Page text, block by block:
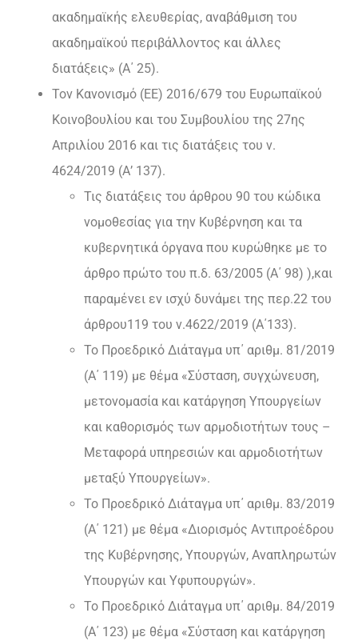
ακαδημαϊκής ελευθερίας, αναβάθμιση του
ακαδημαϊκού περιβάλλοντος και άλλες
διατάξεις» (Α΄ 25).
Τον Κανονισμό (ΕΕ) 2016/679 του Ευρωπαϊκού
Κοινοβουλίου και του Συμβουλίου της 27ης
Απριλίου 2016 και τις διατάξεις του ν.
4624/2019 (Α’ 137).
Τις διατάξεις του άρθρου 90 του κώδικα
νομοθεσίας για την Κυβέρνηση και τα
κυβερνητικά όργανα που κυρώθηκε με το
άρθρο πρώτο του π.δ. 63/2005 (Α΄ 98) ),και
παραμένει εν ισχύ δυνάμει της περ.22 του
άρθρου119 του ν.4622/2019 (Α΄133).
Το Προεδρικό Διάταγμα υπ΄ αριθμ. 81/2019
(Α΄ 119) με θέμα «Σύσταση, συγχώνευση,
μετονομασία και κατάργηση Υπουργείων
και καθορισμός των αρμοδιοτήτων τους –
Μεταφορά υπηρεσιών και αρμοδιοτήτων
μεταξύ Υπουργείων».
Το Προεδρικό Διάταγμα υπ΄ αριθμ. 83/2019
(Α΄ 121) με θέμα «Διορισμός Αντιπροέδρου
της Κυβέρνησης, Υπουργών, Αναπληρωτών
Υπουργών και Υφυπουργών».
Το Προεδρικό Διάταγμα υπ΄ αριθμ. 84/2019
(Α΄ 123) με θέμα «Σύσταση και κατάργηση